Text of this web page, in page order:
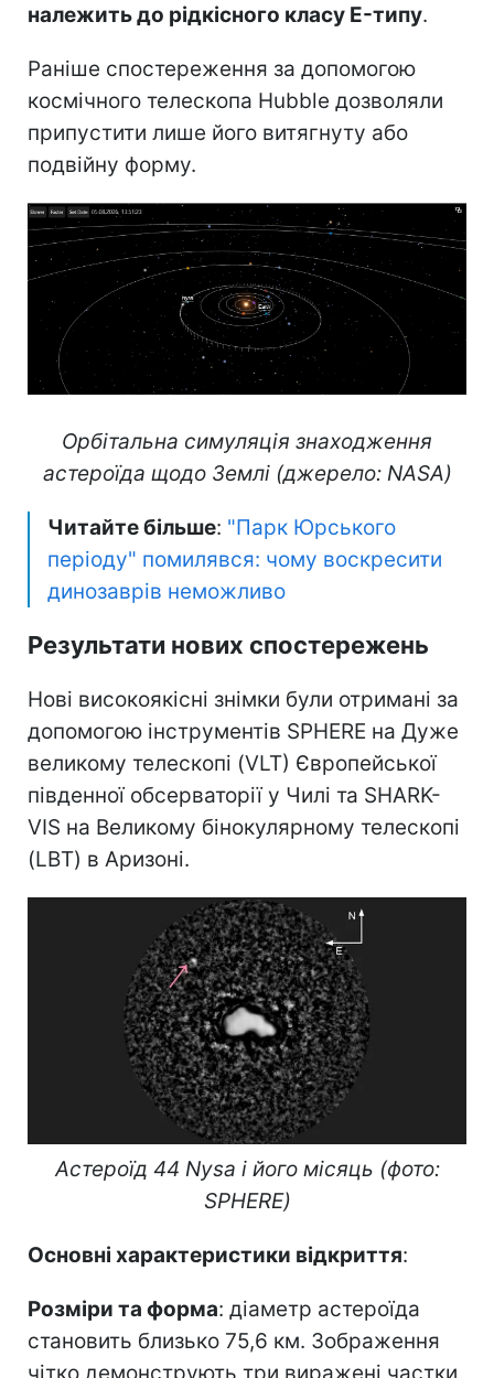
належить до рідкісного класу E-типу.
Раніше спостереження за допомогою
космічного телескопа Hubble дозволяли
припустити лише його витягнуту або
подвійну форму.
Орбітальна симуляція знаходження
астероїда щодо Землі (джерело: NASA)
Читайте більше: "Парк Юрського
періоду" помилявся: чому воскресити
динозаврів неможливо
Результати нових спостережень
Нові високоякісні знімки були отримані за
допомогою інструментів SPHERE на Дуже
великому телескопі (VLT) Європейської
південної обсерваторії у Чилі та SHARK-
VIS на Великому бінокулярному телескопі
(LBT) в Аризоні.
Астероїд 44 Nysa і його місяць (фото:
SPHERE)
Основні характеристики відкриття:
Розміри та форма: діаметр астероїда
становить близько 75,6 км. Зображення